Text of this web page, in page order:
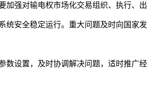
加强对输电权市场化交易组织、执行、出
统安全稳定运行。重大问题及时向国家发
数设置，及时协调解决问题，适时推广经